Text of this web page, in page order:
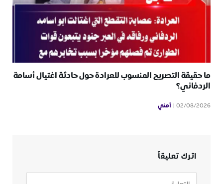
ما حقيقة التصريح المنسوب للعرادة حول حادثة اغتيال أسامة
الردفاني؟
02/08/2026 أمني
اترك تعليقاً